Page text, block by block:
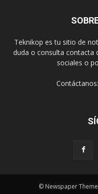
Teknikop es tu sitio de
duda o consulta contacta
sociales o
Contáctanos:
© Newspaper